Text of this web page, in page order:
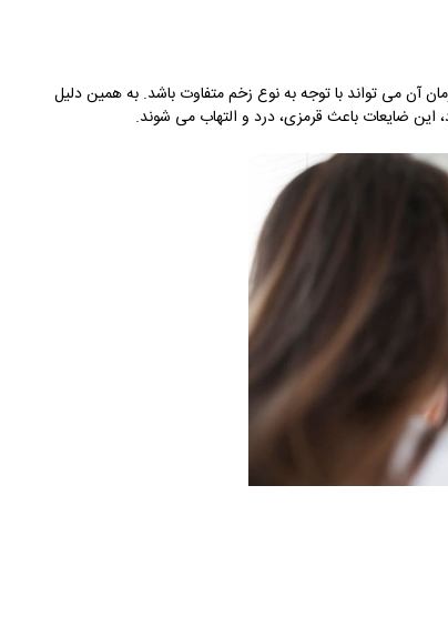
آن می تواند با توجه به نوع زخم متفاوت باشد. به همین دلیل
این ضایعات باعث قرمزی، درد و التهاب می شوند.